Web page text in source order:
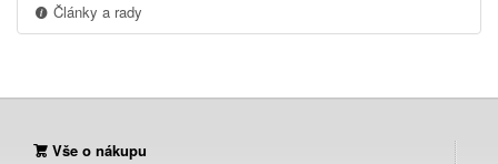
Články a rady
Vše o nákupu